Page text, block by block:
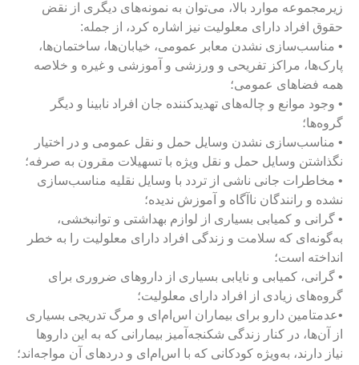
موارد بالا، می‌توان به نمونه‌های دیگری از نقض
افراد دارای معلولیت نیز اشاره کرد، از جمله:
مناسب‌سازی نشدن معابر عمومی، خیابان‌ها، ساختمان‌ها،
مراکز تفریحی و ورزشی و آموزشی و غیره و خلاصه
فضاهای عمومی؛
وجود موانع و چاله‌های تهدیدکننده جان افراد نابینا و دیگر
مناسب‌سازی نشدن وسایل حمل و نقل عمومی و در اختیار
وسایل حمل و نقل ویژه با تسهیلات مقرون به صرفه؛
مخاطرات جانی ناشی از تردد با وسایل نقلیه مناسب‌سازی
و رانندگان ناآگاه و آموزش ندیده؛
گرانی و کمیابی بسیاری از لوازم بهداشتی و توانبخشی،
که سلامت و زندگی افراد دارای معلولیت را به خطر
است؛
گرانی، کمیابی و نایابی بسیاری از داروهای ضروری برای
زیادی از افراد دارای معلولیت؛
دارو برای بیماران اس‌ام‌ای و مرگ تدریجی بسیاری
آن‌ها، در کنار زندگی شکنجه‌آمیز بیمارانی که به این داروها
دارند، به‌ویژه کودکانی که با اس‌ام‌ای و دردهای آن مواجه‌اند؛